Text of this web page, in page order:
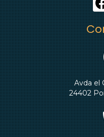
Avda el
24402